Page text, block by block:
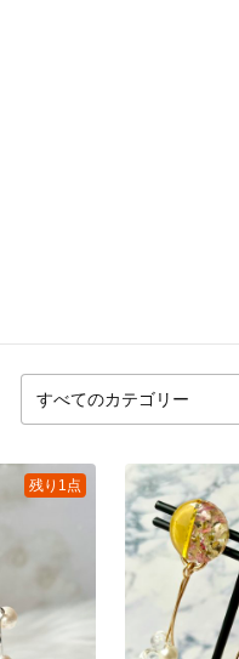
残り1点